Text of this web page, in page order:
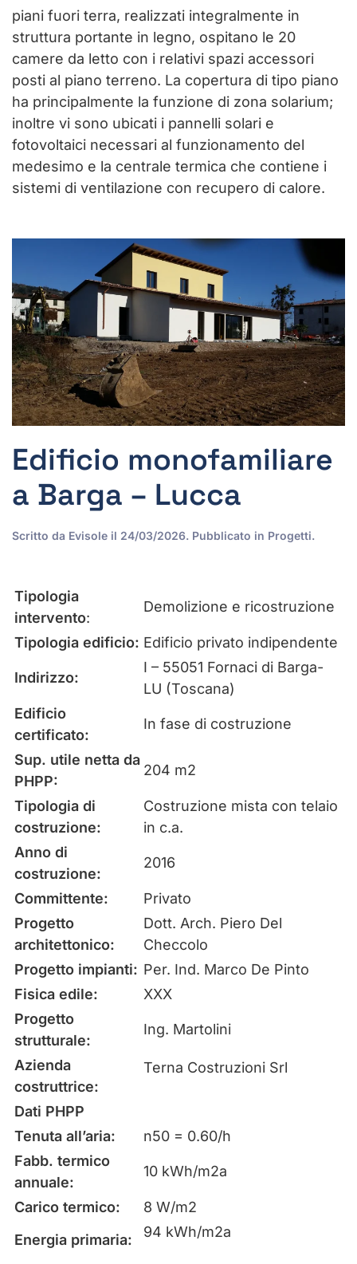
piani fuori terra, realizzati integralmente in
struttura portante in legno, ospitano le 20
camere da letto con i relativi spazi accessori
posti al piano terreno. La copertura di tipo piano
ha principalmente la funzione di zona solarium;
inoltre vi sono ubicati i pannelli solari e
fotovoltaici necessari al funzionamento del
medesimo e la centrale termica che contiene i
sistemi di ventilazione con recupero di calore.
Edificio monofamiliare
a Barga – Lucca
Scritto da Evisole il 24/03/2026. Pubblicato in Progetti.
Tipologia
intervento:
Demolizione e ricostruzione
Tipologia edificio: Edificio privato indipendente
Indirizzo:
I – 55051 Fornaci di Barga-
LU (Toscana)
Edificio
certificato:
In fase di costruzione
Sup. utile netta da
PHPP:
204 m2
Tipologia di
costruzione:
Costruzione mista con telaio
in c.a.
Anno di
costruzione:
2016
Committente:
Privato
Progetto
architettonico:
Dott. Arch. Piero Del
Checcolo
Progetto impianti: Per. Ind. Marco De Pinto
Fisica edile:
XXX
Progetto
strutturale:
Ing. Martolini
Azienda
costruttrice:
Terna Costruzioni Srl
Dati PHPP
Tenuta all’aria:
n50 = 0.60/h
Fabb. termico
annuale:
10 kWh/m2a
Carico termico:
8 W/m2
Energia primaria:
94 kWh/m2a